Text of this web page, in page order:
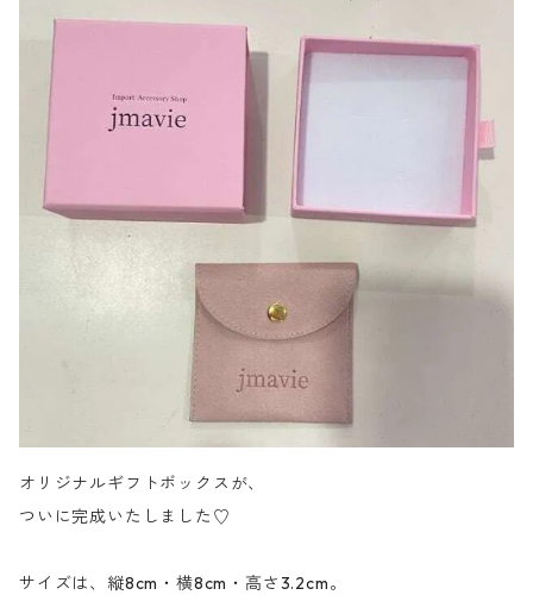
オリジナルギフトボックスが、
ついに完成いたしました♡
サイズは、縦8cm・横8cm・高さ3.2cm。